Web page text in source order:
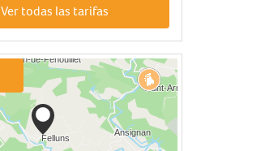
Ver todas las tarifas